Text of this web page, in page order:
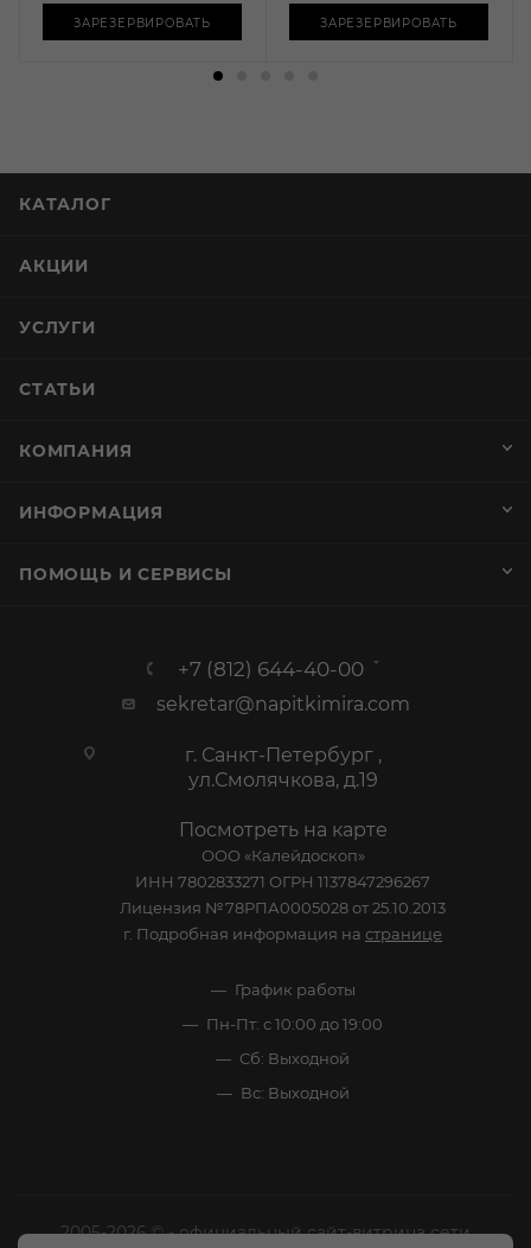
ЗАРЕЗЕРВИРОВАТЬ ЗАРЕЗЕРВИРОВАТЬ
КАТАЛОГ
АКЦИИ
УСЛУГИ
СТАТЬИ
КОМПАНИЯ
ИНФОРМАЦИЯ
ПОМОЩЬ И СЕРВИСЫ
+7 (812) 644-40-00
sekretar@napitkimira.com
г. Санкт-Петербург ,
ул.Смолячкова, д.19
Посмотреть на карте
ООО «Калейдоскоп»
ИНН 7802833271 ОГРН 1137847296267
Лицензия №78РПА0005028 от 25.10.2013
г. Подробная информация на странице
График работы
Пн-Пт: с 10:00 до 19:00
Сб: Выходной
Вс: Выходной
2005-2026 © - официальный сайт-витрина сети